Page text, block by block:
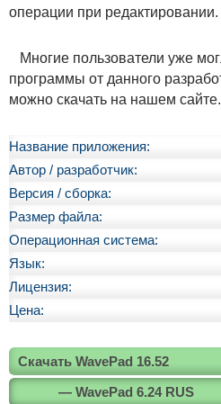
операции при редактировании.
Многие пользователи уже
программы от данного
можно скачать на нашем сайте.
Название приложения:
Автор / разработчик:
Версия / сборка:
Размер файла:
Операционная система:
Язык:
Лицензия:
Цена:
Скачать WavePad 16.52
— WavePad 6.24 RUS